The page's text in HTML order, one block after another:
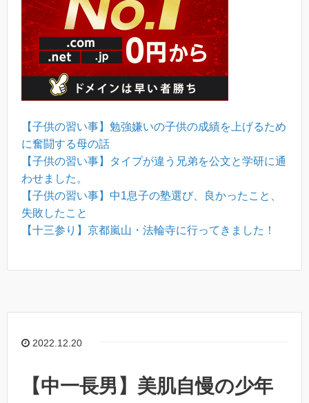
【子供の習い事】勉強嫌いの子供の成績を上げるため
に奮闘する母の話
【子供の習い事】タイプが違う兄弟を公文と学研に通
わせました。
【子供の習い事】中1息子の塾選び、良かったこと、
失敗したこと
【十三参り】京都嵐山・法輪寺に行ってきました！
2022.12.20
【中一長男】美肌自慢の少年